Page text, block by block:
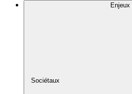
Enjeux
Sociétaux